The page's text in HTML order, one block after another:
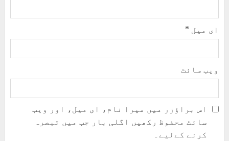
ای میل *
ویب‌ سائٹ
اس براؤزر میں میرا نام، ای میل، اور ویب
سائٹ محفوظ رکھیں اگلی بار جب میں تبصرہ
کرنے کےلیے۔